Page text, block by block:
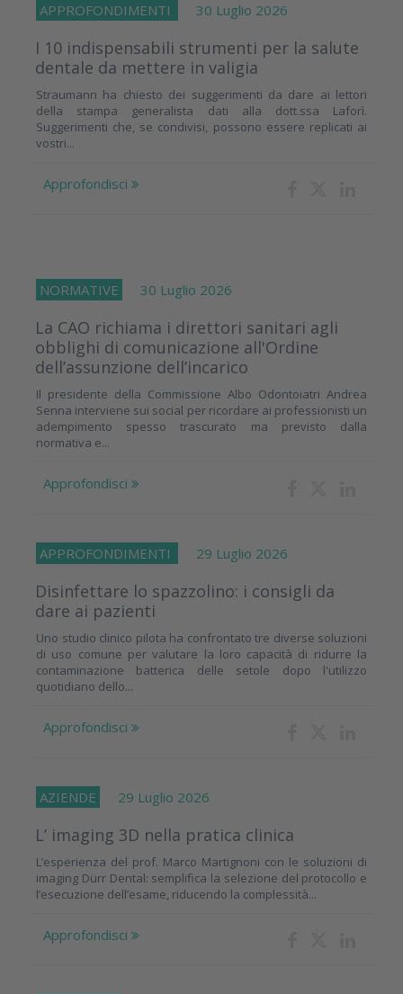
APPROFONDIMENTI 30 Luglio 2026
I 10 indispensabili strumenti per la salute
dentale da mettere in valigia
Straumann ha chiesto dei suggerimenti da dare ai lettori
della stampa generalista dati alla dott.ssa Laforì.
Suggerimenti che, se condivisi, possono essere replicati ai
vostri...
Approfondisci
NORMATIVE 30 Luglio 2026
La CAO richiama i direttori sanitari agli
obblighi di comunicazione all'Ordine
dell’assunzione dell’incarico
Il presidente della Commissione Albo Odontoiatri Andrea
Senna interviene sui social per ricordare ai professionisti un
adempimento spesso trascurato ma previsto dalla
normativa e...
Approfondisci
APPROFONDIMENTI 29 Luglio 2026
Disinfettare lo spazzolino: i consigli da
dare ai pazienti
Uno studio clinico pilota ha confrontato tre diverse soluzioni
di uso comune per valutare la loro capacità di ridurre la
contaminazione batterica delle setole dopo l'utilizzo
quotidiano dello...
Approfondisci
AZIENDE 29 Luglio 2026
L’ imaging 3D nella pratica clinica
L’esperienza del prof. Marco Martignoni con le soluzioni di
imaging Dürr Dental: semplifica la selezione del protocollo e
l’esecuzione dell’esame, riducendo la complessità...
Approfondisci